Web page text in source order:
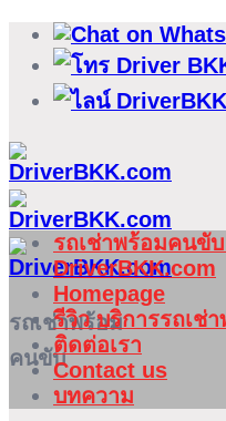
ข้าม
เนื้อหา
รถเช่าพร้อม
คนขับ
รถเช่าพร้อมคนขั
DriverBKK.com
Homepage
รีวิว บริการรถเช่
ติดต่อเรา
Contact us
บทความ